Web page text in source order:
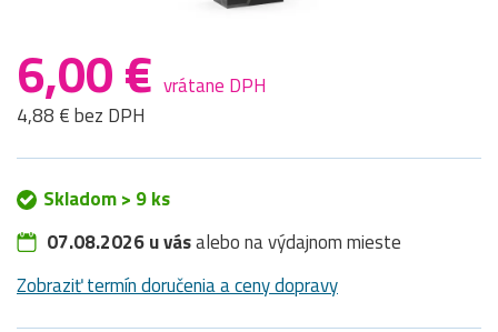
6,00 € vrátane DPH
4,88 € bez DPH
Skladom > 9 ks
07.08.2026 u vásalebo na výdajnom mieste
Zobraziť termín doručenia a ceny dopravy